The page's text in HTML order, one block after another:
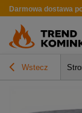
Darmowa dostawa
Wstecz